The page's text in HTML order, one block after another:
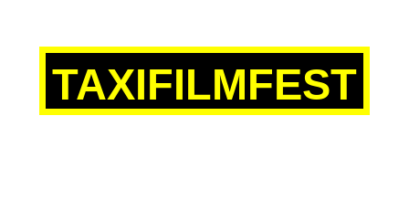
TAXIFILMFEST